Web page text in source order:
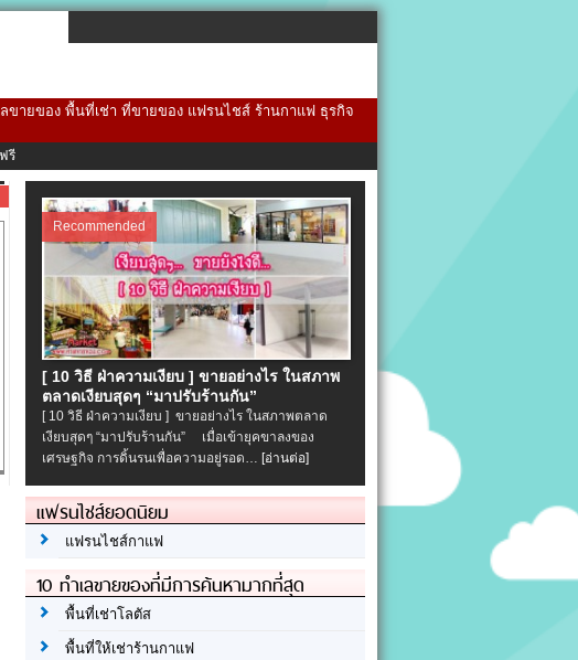
ขายของ พื้นที่เช่า ที่ขายของ แฟรนไชส์ ร้านกาแฟ ธุรกิจ
รี
Recommended
[ 10 วิธี ฝ่าความเงียบ ] ขายอย่างไร ในสภาพ
ตลาดเงียบสุดๆ “มาปรับร้านกัน”
[ 10 วิธี ฝ่าความเงียบ ] ขายอย่างไร ในสภาพตลาด
เงียบสุดๆ “มาปรับร้านกัน” เมื่อเข้ายุคขาลงของ
เศรษฐกิจ การดิ้นรนเพื่อความอยู่รอด… [อ่านต่อ]
แฟรนไชส์ยอดนิยม
แฟรนไชส์กาแฟ
10 ทำเลขายของที่มีการค้นหามากที่สุด
พื้นที่เช่าโลตัส
พื้นที่ให้เช่าร้านกาแฟ